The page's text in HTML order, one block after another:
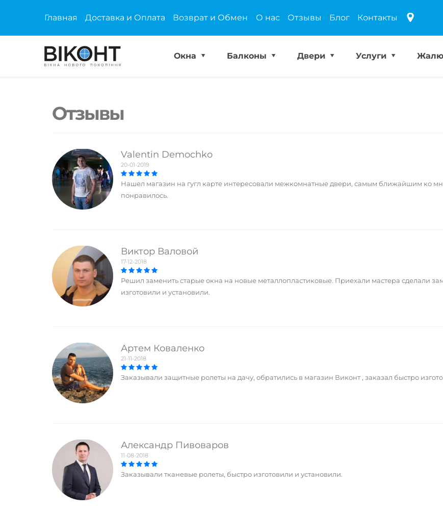
Главная Доставка и Оплата Возврат и Обмен О нас Отзывы Блог Контакты
Окна Балконы Двери Услуги
Отзывы
Valentin Demochko
20-01-2019
Нашел магазин на гугл карте интересовали межкомнатные двери, самым ближайшим ко
понравилось.
Виктор Валовой
17-12-2018
Решил заменить старые окна на новые металлопластиковые. Приехали мастера сделали
изготовили и установили.
Артем Коваленко
21-11-2018
Заказывали защитные ролеты на дачу, обратились в магазин Виконт , заказал быстро
Александр Пивоваров
11-08-2018
Заказывали тканевые ролеты, быстро изготовили и установили.